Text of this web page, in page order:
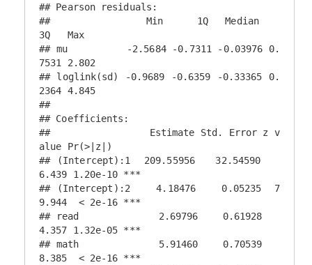
## Pearson residuals:
##                 Min      1Q   Median
3Q   Max
## mu          -2.5684 -0.7311 -0.03976 0.
7531 2.802
## loglink(sd) -0.9689 -0.6359 -0.33365 0.
2364 4.845
##
## Coefficients:
##                 Estimate Std. Error z v
alue Pr(>|z|)
## (Intercept):1  209.55956   32.54590
6.439 1.20e-10 ***
## (Intercept):2    4.18476    0.05235  7
9.944  < 2e-16 ***
## read             2.69796    0.61928
4.357 1.32e-05 ***
## math             5.91460    0.70539
8.385  < 2e-16 ***